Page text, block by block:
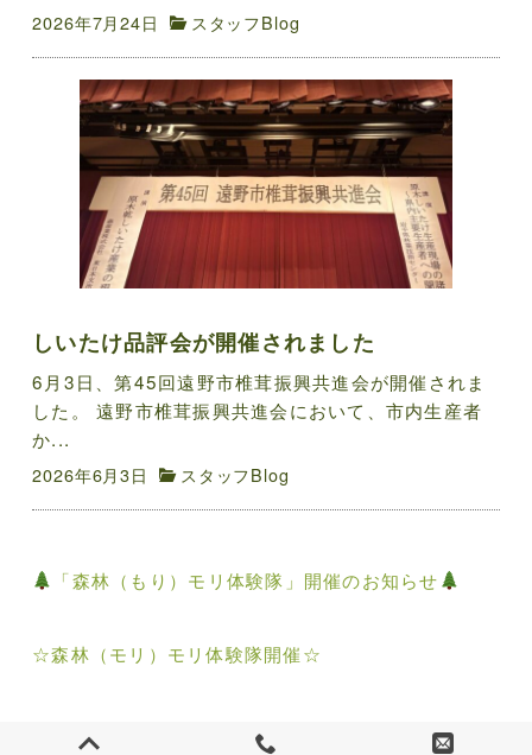
2026年7月24日 スタッフBlog
しいたけ品評会が開催されました
6月3日、第45回遠野市椎茸振興共進会が開催されま
した。 遠野市椎茸振興共進会において、市内生産者
か...
2026年6月3日 スタッフBlog
投
ナ
「森林（もり）モリ体験隊」開催のお知らせ
☆森林（モリ）モリ体験隊開催☆